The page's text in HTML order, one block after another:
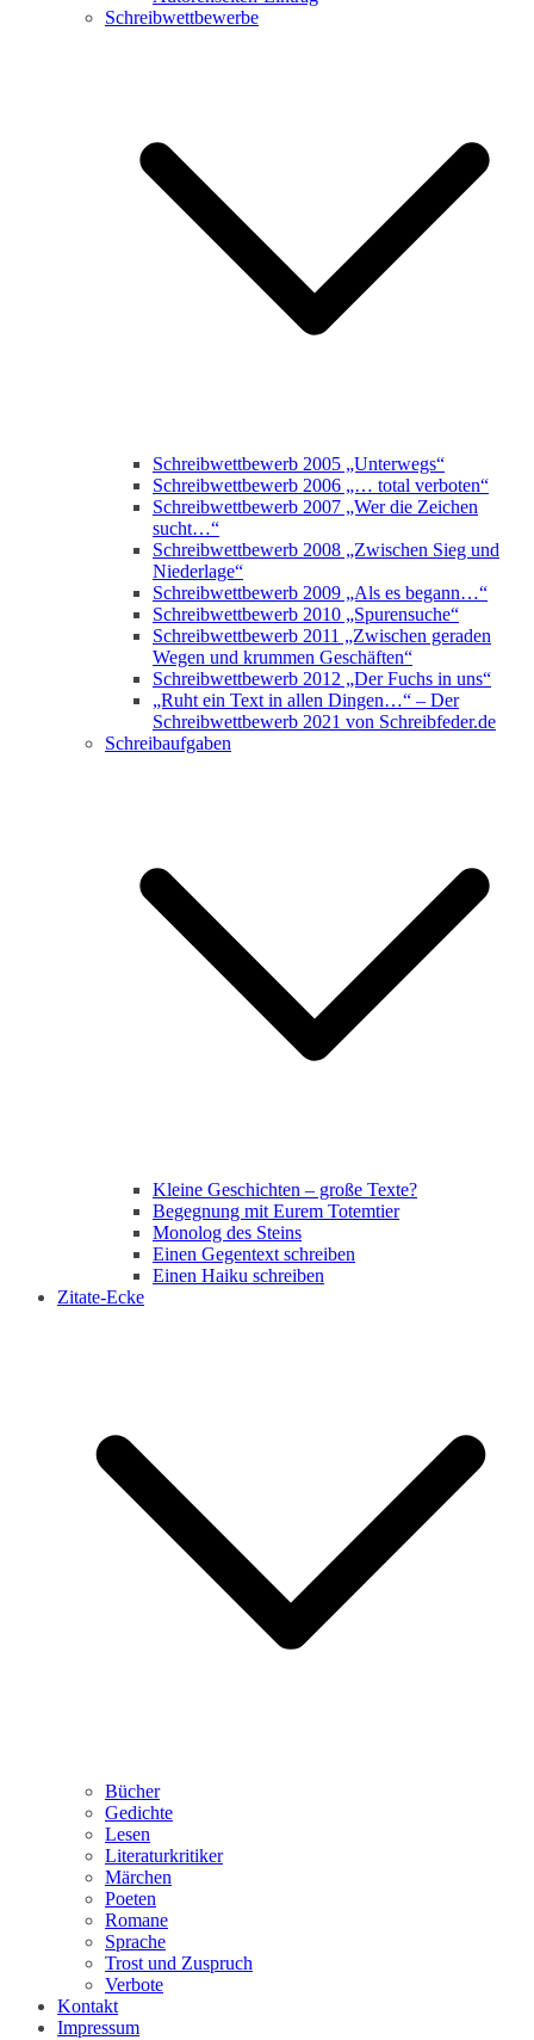
Schreibwettbewerbe
Schreibwettbewerb 2005 „Unterwegs“
Schreibwettbewerb 2006 „… total verboten“
Schreibwettbewerb 2007 „Wer die Zeichen
sucht…“
Schreibwettbewerb 2008 „Zwischen Sieg und
Niederlage“
Schreibwettbewerb 2009 „Als es begann…“
Schreibwettbewerb 2010 „Spurensuche“
Schreibwettbewerb 2011 „Zwischen geraden
Wegen und krummen Geschäften“
Schreibwettbewerb 2012 „Der Fuchs in uns“
„Ruht ein Text in allen Dingen…“ – Der
Schreibwettbewerb 2021 von Schreibfeder.de
Schreibaufgaben
Kleine Geschichten – große Texte?
Begegnung mit Eurem Totemtier
Monolog des Steins
Einen Gegentext schreiben
Einen Haiku schreiben
Zitate-Ecke
Bücher
Gedichte
Lesen
Literaturkritiker
Märchen
Poeten
Romane
Sprache
Trost und Zuspruch
Verbote
Kontakt
Impressum